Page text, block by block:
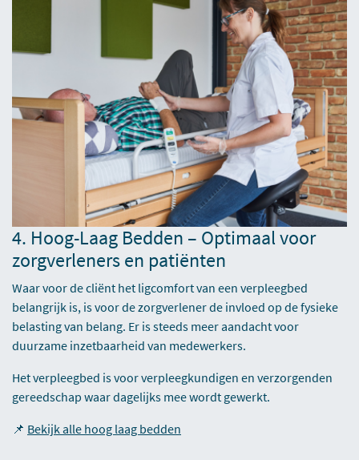
4. Hoog-Laag Bedden – Optimaal voor
zorgverleners en patiënten
Waar voor de cliënt het ligcomfort van een verpleegbed
belangrijk is, is voor de zorgverlener de invloed op de fysieke
belasting van belang. Er is steeds meer aandacht voor
duurzame inzetbaarheid van medewerkers.
Het verpleegbed is voor verpleegkundigen en verzorgenden
gereedschap waar dagelijks mee wordt gewerkt.
📌 Bekijk alle hoog laag bedden